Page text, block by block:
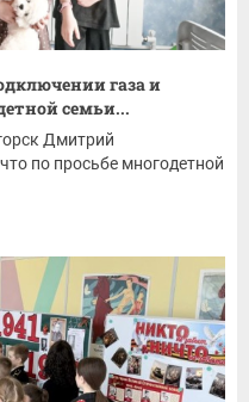
газа и
семьи...
Дмитрий
по просьбе многодетной